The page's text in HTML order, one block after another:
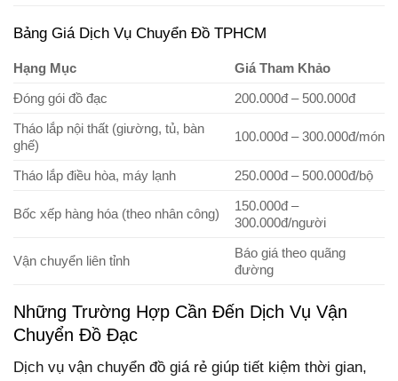
Bảng Giá Dịch Vụ Chuyển Đồ TPHCM
Hạng Mục
Giá Tham Khảo
Đóng gói đồ đạc
200.000đ – 500.000đ
Tháo lắp nội thất (giường, tủ, bàn
ghế)
100.000đ – 300.000đ/món
Tháo lắp điều hòa, máy lạnh 250.000đ – 500.000đ/bộ
Bốc xếp hàng hóa (theo nhân công)
150.000đ –
300.000đ/người
Vận chuyển liên tỉnh
Báo giá theo quãng
đường
Những Trường Hợp Cần Đến Dịch Vụ Vận
Chuyển Đồ Đạc
Dịch vụ vận chuyển đồ giá rẻ giúp tiết kiệm thời gian,